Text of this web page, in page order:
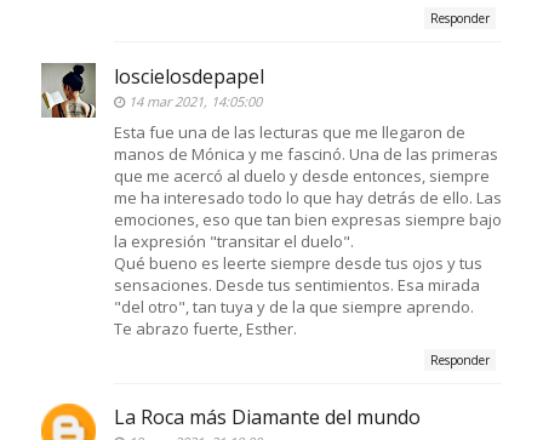
Responder
loscielosdepapel
14 mar 2021, 14:05:00
Esta fue una de las lecturas que me llegaron de
manos de Mónica y me fascinó. Una de las primeras
que me acercó al duelo y desde entonces, siempre
me ha interesado todo lo que hay detrás de ello. Las
emociones, eso que tan bien expresas siempre bajo
la expresión "transitar el duelo".
Qué bueno es leerte siempre desde tus ojos y tus
sensaciones. Desde tus sentimientos. Esa mirada
"del otro", tan tuya y de la que siempre aprendo.
Te abrazo fuerte, Esther.
Responder
La Roca más Diamante del mundo